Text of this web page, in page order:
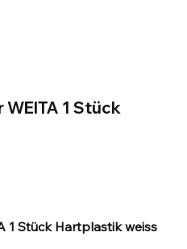
1 Stück
1 Stück Hartplastik weiss